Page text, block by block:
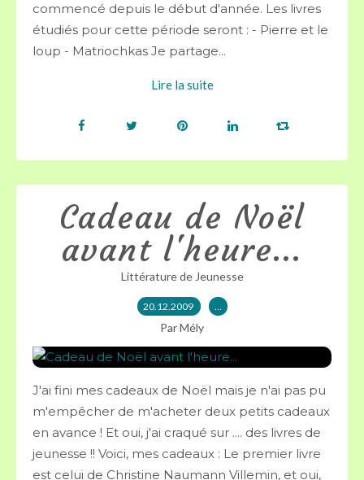
commencé depuis le début d'année. Les livres
étudiés pour cette période seront : - Pierre et le
loup - Matriochkas Je partage...
Lire la suite
Cadeau de Noël
avant l'heure...
Littérature de Jeunesse
20.12.2009 …
Par Mély
J'ai fini mes cadeaux de Noël mais je n'ai pas pu
m'empêcher de m'acheter deux petits cadeaux
en avance ! Et oui, j'ai craqué sur .... des livres de
jeunesse !! Voici, mes cadeaux : Le premier livre
est celui de Christine Naumann Villemin, et oui,